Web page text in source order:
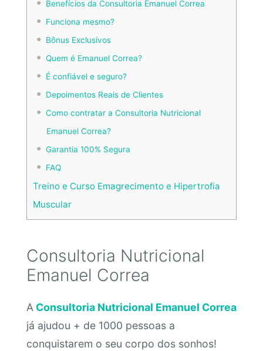
Benefícios da Consultoria Emanuel Correa
Funciona mesmo?
Bônus Exclusivos
Quem é Emanuel Correa?
É confiável e seguro?
Depoimentos Reais de Clientes
Como contratar a Consultoria Nutricional
Emanuel Correa?
Garantia 100% Segura
FAQ
Treino e Curso Emagrecimento e Hipertrofia
Muscular
Consultoria Nutricional
Emanuel Correa
A Consultoria Nutricional Emanuel Correa
já ajudou + de 1000 pessoas a
conquistarem o seu corpo dos sonhos!